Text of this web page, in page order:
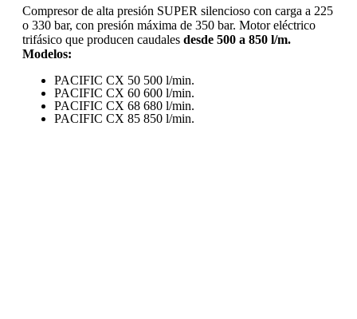
Compresor de alta presión SUPER silencioso con carga a 225
o 330 bar, con presión máxima de 350 bar. Motor eléctrico
trifásico que producen caudales desde 500 a 850 l/m.
Modelos:
PACIFIC CX 50 500 l/min.
PACIFIC CX 60 600 l/min.
PACIFIC CX 68 680 l/min.
PACIFIC CX 85 850 l/min.